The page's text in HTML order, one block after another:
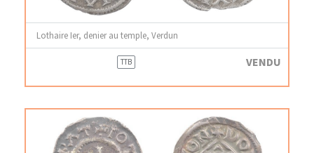
Lothaire Ier, denier au temple, Verdun
TTB VENDU